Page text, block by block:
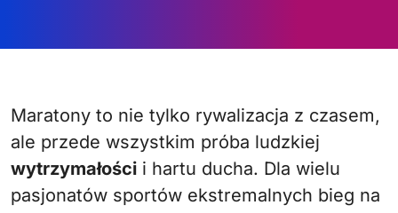
Maratony to nie tylko rywalizacja z czasem,
ale przede wszystkim próba ludzkiej
wytrzymałości i hartu ducha. Dla wielu
pasjonatów sportów ekstremalnych bieg na